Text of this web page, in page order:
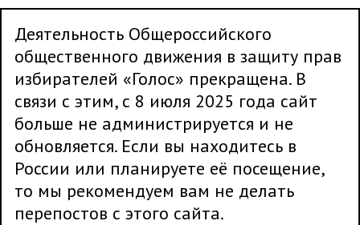
Деятельность Общероссийского
общественного движения в защиту прав
избирателей «Голос» прекращена. В
связи с этим, с 8 июля 2025 года сайт
больше не администрируется и не
обновляется. Если вы находитесь в
России или планируете её посещение,
то мы рекомендуем вам не делать
перепостов с этого сайта.